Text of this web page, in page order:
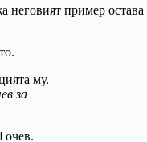
неговият пример
за